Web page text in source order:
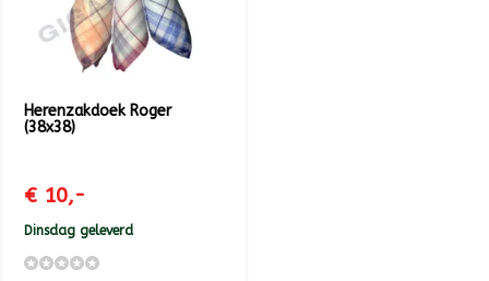
Herenzakdoek Roger
(38x38)
€ 10,-
Dinsdag geleverd